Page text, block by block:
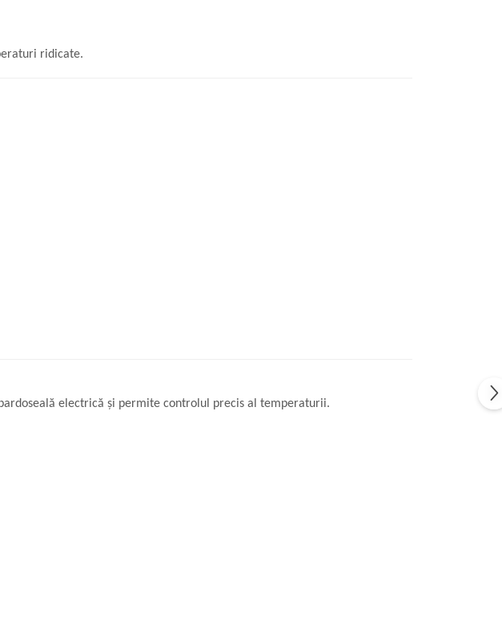
ridicate.
electrică și permite controlul precis al temperaturii.